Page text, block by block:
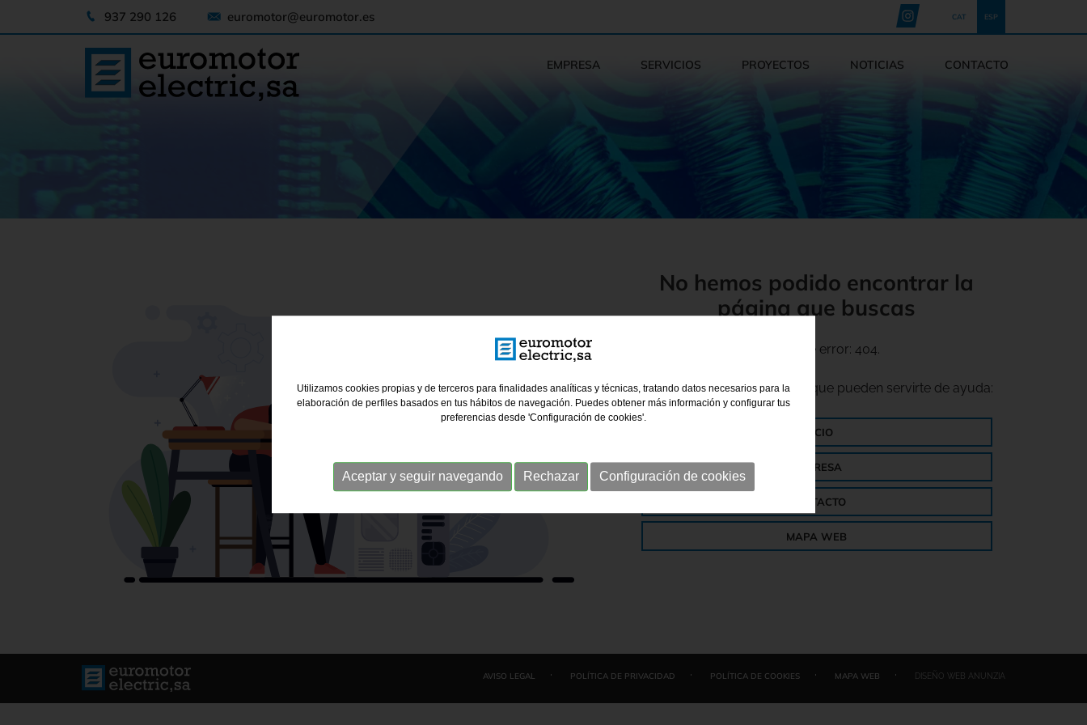
937 290 126 euromotor@euromotor.es CAT ESP
EMPRESA SERVICIOS PROYECTOS NOTICIAS CONTACTO
No hemos podido encontrar la
página que buscas
Código de error: 404.
Aquí tienes algunos enlaces que pueden servirte de ayuda:
INICIO
EMPRESA
CONTACTO
MAPA WEB
AVISO LEGAL · POLÍTICA DE PRIVACIDAD · POLÍTICA DE COOKIES · MAPA WEB · DISEÑO WEB ANUNZIA
Utilizamos cookies propias y de terceros para finalidades analíticas y técnicas, tratando datos necesarios para la
elaboración de perfiles basados en tus hábitos de navegación. Puedes obtener más información y configurar tus
preferencias desde 'Configuración de cookies'.
Aceptar y seguir navegando Rechazar Configuración de cookies